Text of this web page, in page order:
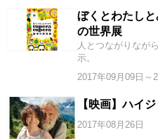
ぼくとわたし
の世界展
人とつながりなが
示。
2017年09月09日～
【映画】ハイ
2017年08月26日